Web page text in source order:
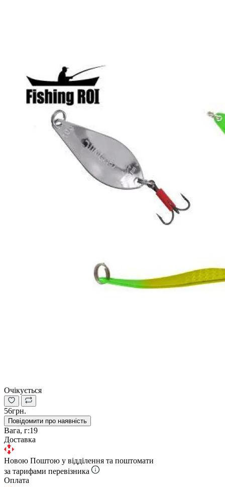
Очікується
56грн.
Повідомити про наявність
Вага, г:19
Доставка
Новою Поштою у відділення та поштомати
за тарифами перевізника
Оплата